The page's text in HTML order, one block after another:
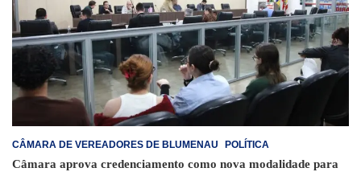
CÂMARA DE VEREADORES DE BLUMENAU POLÍTICA
Câmara aprova credenciamento como nova modalidade para